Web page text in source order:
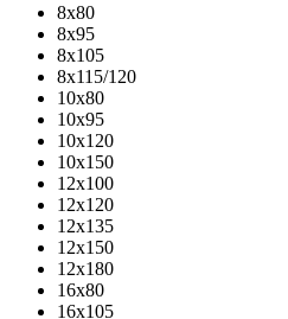
8х80
8х95
8х105
8х115/120
10х80
10х95
10х120
10х150
12х100
12х120
12х135
12х150
12х180
16х80
16х105